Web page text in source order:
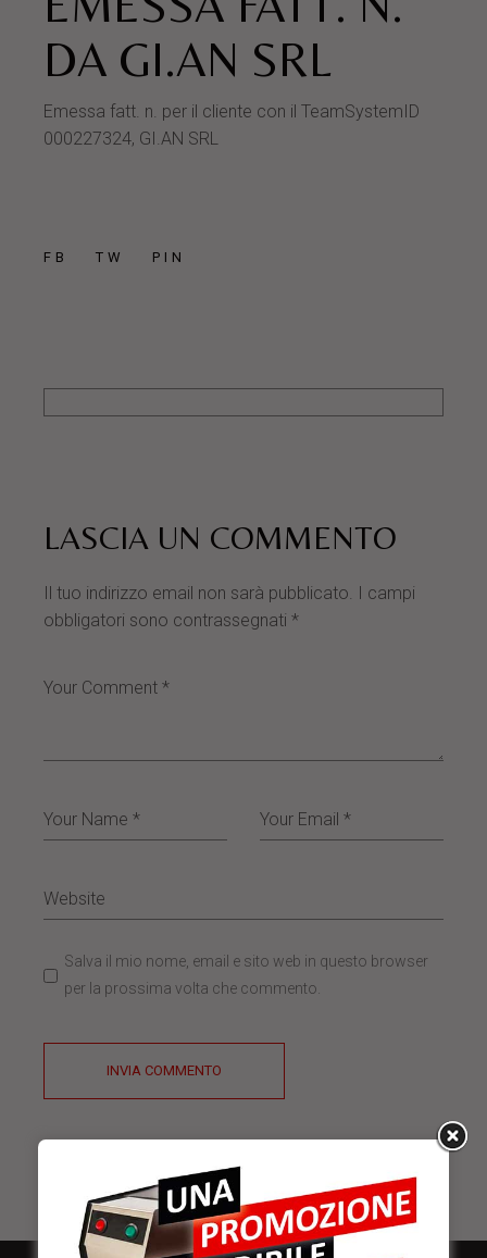
DA GI.AN SRL
Emessa fatt. n. per il cliente con il TeamSystemID
000227324, GI.AN SRL
FB TW PIN
LASCIA UN COMMENTO
Il tuo indirizzo email non sarà pubblicato. I campi
obbligatori sono contrassegnati*
Salva il mio nome, email e sito web in questo browser
per la prossima volta che commento.
INVIA COMMENTO